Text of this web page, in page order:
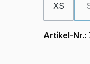
XS
Artikel-Nr.: